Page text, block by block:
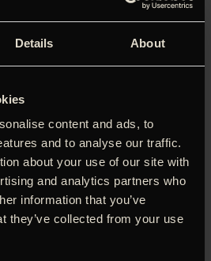
Details About
content and ads, to
and to analyse our traffic.
about your use of our site with
and analytics partners who
information that you’ve
they’ve collected from your use
og morsom film.’Ralf
er morsom og gruopvækkende,
og apokalyptisk, dramatiserer en